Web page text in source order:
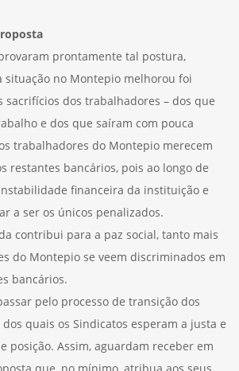
prontamente tal postura,
situação no Montepio melhorou foi
sacrifícios dos trabalhadores – dos que
e dos que saíram com pouca
trabalhadores do Montepio merecem
restantes bancários, pois ao longo de
financeira da instituição e
a ser os únicos penalizados.
contribui para a paz social, tanto mais
do Montepio se veem discriminados em
bancários.
pelo processo de transição dos
dos quais os Sindicatos esperam a justa e
posição. Assim, aguardam receber em